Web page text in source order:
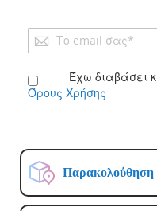
Παρακολούθηση
Εγγραφή
στο
Δελτίο: Έχω διαβάσει
Όρους Χρήσης